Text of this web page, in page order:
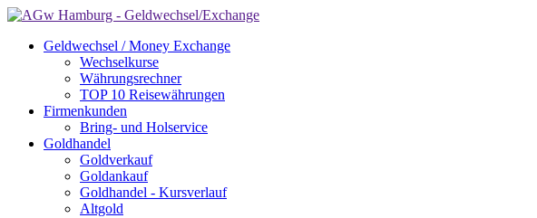
Geldwechsel / Money Exchange
Wechselkurse
Währungsrechner
TOP 10 Reisewährungen
Firmenkunden
Bring- und Holservice
Goldhandel
Goldverkauf
Goldankauf
Goldhandel - Kursverlauf
Altgold